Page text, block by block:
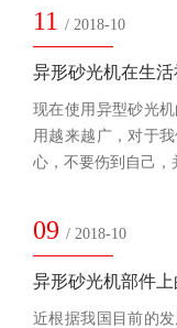
11 / 2018-10
异形砂光机在生
现在使用异型砂光
用越来越广，对于
心，不要伤到自己，
09 / 2018-10
异形砂光机部件
近根据我国目前的